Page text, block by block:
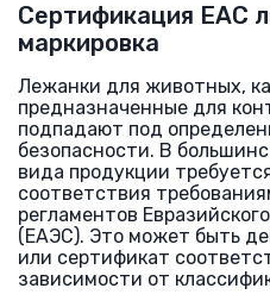
Сертификация ЕАС
маркировка
Лежанки для животных,
предназначенные для
подпадают под
безопасности. В
вида продукции
соответствия
регламентов
(ЕАЭС). Это может быть
или сертификат
зависимости от